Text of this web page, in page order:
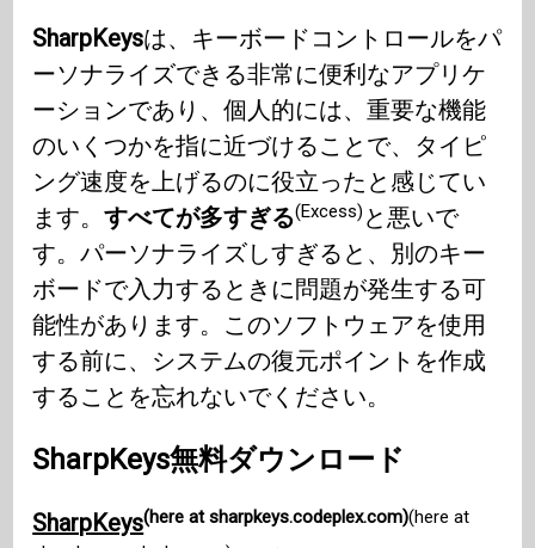
SharpKeysは、キーボードコントロールをパ
ーソナライズできる非常に便利なアプリケ
ーションであり、個人的には、重要な機能
のいくつかを指に近づけることで、タイピ
ング速度を上げるのに役立ったと感じてい
ます。すべてが多すぎる(Excess) と悪いで
す。パーソナライズしすぎると、別のキー
ボードで入力するときに問題が発生する可
能性があります。このソフトウェアを使用
する前に、システムの復元ポイントを作成
することを忘れないでください。
SharpKeys無料ダウンロード
SharpKeys(here at sharpkeys.codeplex.com)(here at